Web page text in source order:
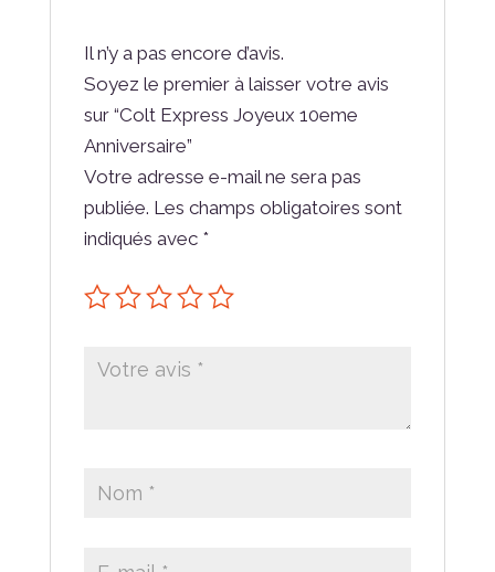
Il n’y a pas encore d’avis.
Soyez le premier à laisser votre avis
sur “Colt Express Joyeux 10eme
Anniversaire”
Votre adresse e-mail ne sera pas
publiée. Les champs obligatoires sont
indiqués avec *